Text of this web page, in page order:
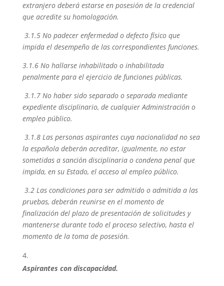
extranjero deberá estarse en posesión de la credencial
que acredite su homologación.
3.1.5 No padecer enfermedad o defecto físico que
impida el desempeño de las correspondientes funciones.
3.1.6 No hallarse inhabilitado o inhabilitada
penalmente para el ejercicio de funciones públicas.
3.1.7 No haber sido separado o separada mediante
expediente disciplinario, de cualquier Administración o
empleo público.
3.1.8 Las personas aspirantes cuya nacionalidad no sea
la española deberán acreditar, igualmente, no estar
sometidas a sanción disciplinaria o condena penal que
impida, en su Estado, el acceso al empleo público.
3.2 Las condiciones para ser admitido o admitida a las
pruebas, deberán reunirse en el momento de
finalización del plazo de presentación de solicitudes y
mantenerse durante todo el proceso selectivo, hasta el
momento de la toma de posesión.
Aspirantes con discapacidad.